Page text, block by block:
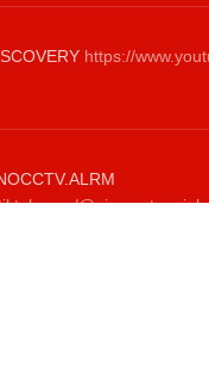
https://